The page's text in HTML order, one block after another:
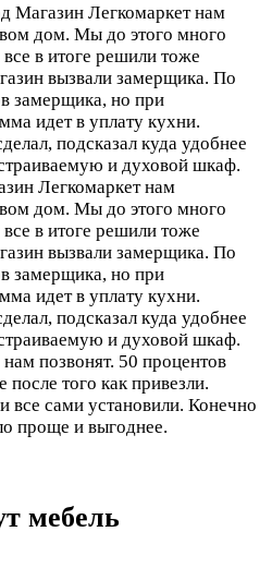
Магазин Легкомаркет нам
дом. Мы до этого много
в итоге решили тоже
вызвали замерщика. По
замерщика, но при
идет в уплату кухни.
подсказал куда удобнее
и духовой шкаф.
Легкомаркет нам
дом. Мы до этого много
в итоге решили тоже
вызвали замерщика. По
замерщика, но при
идет в уплату кухни.
подсказал куда удобнее
и духовой шкаф.
нам позвонят. 50 процентов
после того как привезли.
все сами установили. Конечно
проще и выгоднее.
мебель